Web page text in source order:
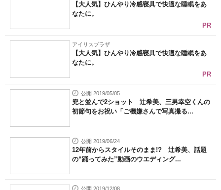
【大人気】ひんやり冷感寝具で快適な睡眠をあ
なたに。
PR
アイリスプラザ
【大人気】ひんやり冷感寝具で快適な睡眠をあ
なたに。
PR
公開 2019/05/05
兜と並んで2ショット 辻希美、三男幸空くんの
初節句をお祝い「ご機嫌さんで写真撮る...
公開 2019/06/24
12年前からスタイルそのまま!? 辻希美、話題
の“踊ってみた”動画のウエディング...
公開 2019/12/08